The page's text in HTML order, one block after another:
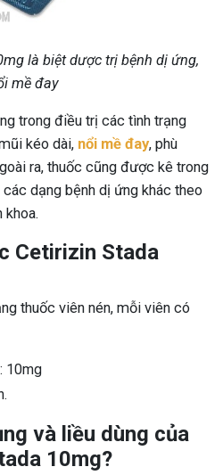
là biệt dược trị bệnh dị ứng,
mề đay
trong điều trị các tình trạng
kéo dài, nổi mề đay, phù
ra, thuốc cũng được kê trong
dạng bệnh dị ứng khác theo
khoa.
Cetirizin Stada
thuốc viên nén, mỗi viên có
10mg
và liều dùng của
10mg?